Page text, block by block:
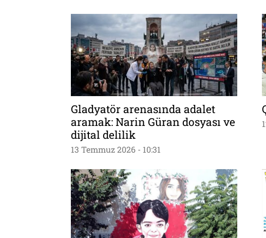
Gladyatör arenasında adalet
aramak: Narin Güran dosyası ve
dijital delilik
13 Temmuz 2026 - 10:31